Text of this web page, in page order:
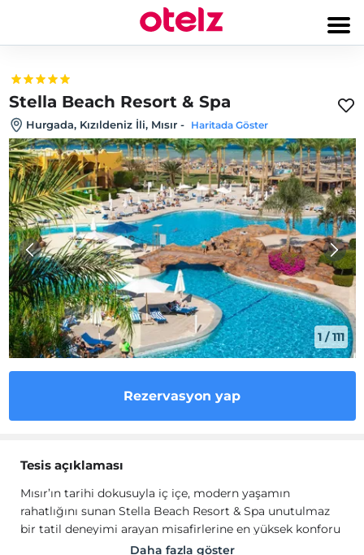
Stella Beach Resort & Spa
Hurgada, Kızıldeniz İli, Mısır- Haritada Göster
1 /111
Rezervasyon yap
Tesis açıklaması
Mısır’ın tarihi dokusuyla iç içe, modern yaşamın
rahatlığını sunan Stella Beach Resort & Spa unutulmaz
bir tatil deneyimi arayan misafirlerine en yüksek konforu
ve hizmeti sunmak için tasarlandı. Lüks odaları ve
Daha fazla göster